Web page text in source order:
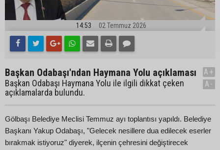
14:53 02 Temmuz 2026
Başkan Odabaşı'ndan Haymana Yolu açıklaması
Başkan Odabaşı Haymana Yolu ile ilgili dikkat çeken
açıklamalarda bulundu.
A+
A-
Gölbaşı Belediye Meclisi Temmuz ayı toplantısı yapıldı. Belediye
Başkanı Yakup Odabaşı, "Gelecek nesillere dua edilecek eserler
bırakmak istiyoruz" diyerek, ilçenin çehresini değiştirecek